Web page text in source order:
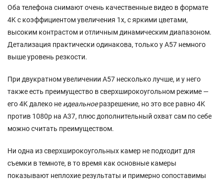
Оба телефона снимают очень качественные видео в формате
4K с коэффициентом увеличения 1x, с яркими цветами,
высоким контрастом и отличным динамическим диапазоном.
Детализация практически одинакова, только у A57 немного
выше уровень резкости.
При двукратном увеличении A57 несколько лучше, и у него
также есть преимущество в сверхширокоугольном режиме —
его 4K далеко не идеальноеразрешение, но это все равно 4K
против 1080p на A37, плюс дополнительный охват сам по себе
можно считать преимуществом.
Ни одна из сверхширокоугольных камер не подходит для
съемки в темноте, в то время как основные камеры
показывают неплохие результаты и примерно сопоставимы